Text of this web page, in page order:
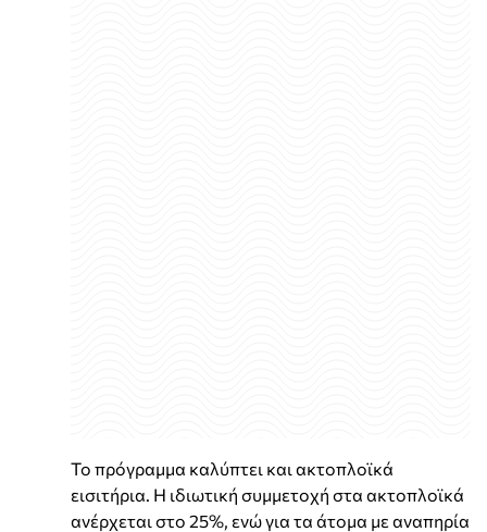
Το πρόγραμμα καλύπτει και ακτοπλοϊκά
εισιτήρια. Η ιδιωτική συμμετοχή στα ακτοπλοϊκά
ανέρχεται στο 25%, ενώ για τα άτομα με αναπηρία